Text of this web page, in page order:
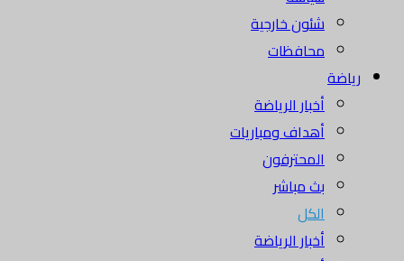
شئون خارجية
محافظات
رياضة
أخبار الرياضة
أهداف ومباريات
المحترفون
بث مباشر
الكل
أخبار الرياضة